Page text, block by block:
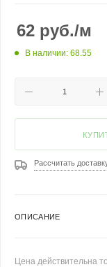
62 руб./м
В наличии: 68.55
Рассчитать
ОПИСАНИЕ
Цена действительна